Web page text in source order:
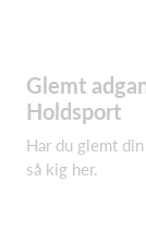
Glemt
Holdsport
Har du glemt
så kig her.